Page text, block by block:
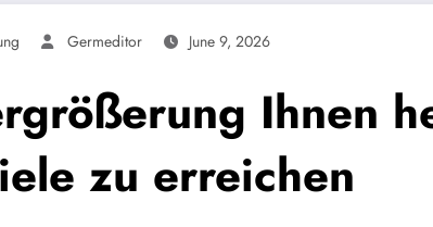
Germeditor June 9, 2026
Ihnen
zu erreichen